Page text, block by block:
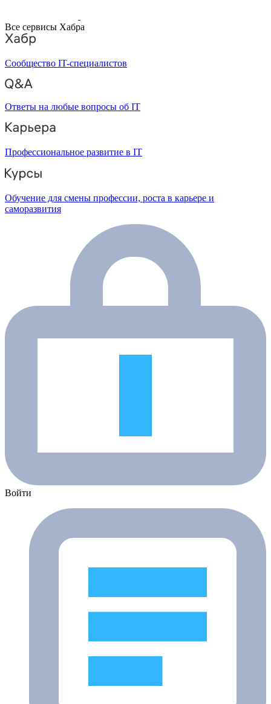
Все сервисы Хабра
Сообщество IT-специалистов
Ответы на любые вопросы об IT
Профессиональное развитие в IT
Обучение для смены профессии, роста в карьере и
саморазвития
Войти